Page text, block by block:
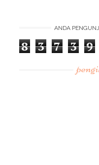
ANDA
8 3 7 3 9